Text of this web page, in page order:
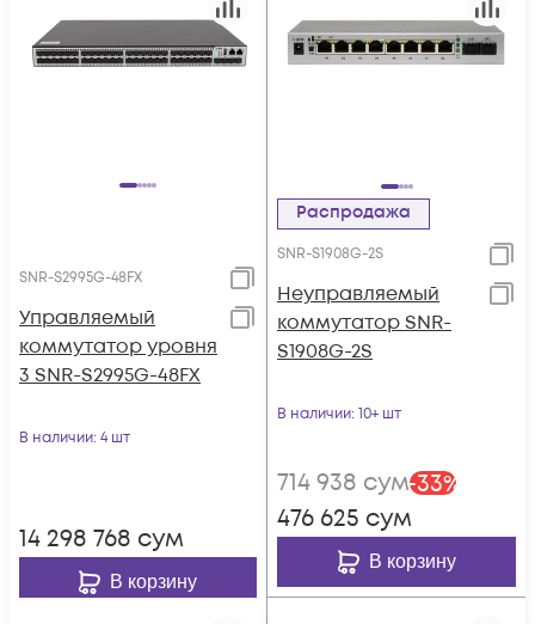
SNR-S2995G-48FX
Управляемый
коммутатор уровня
3 SNR-S2995G-48FX
В наличии: 4 шт
14 298 768 сум
В корзину
Распродажа
SNR-S1908G-2S
Неуправляемый
коммутатор SNR-
S1908G-2S
В наличии: 10+ шт
714 938 сум-33%
476 625 сум
В корзину